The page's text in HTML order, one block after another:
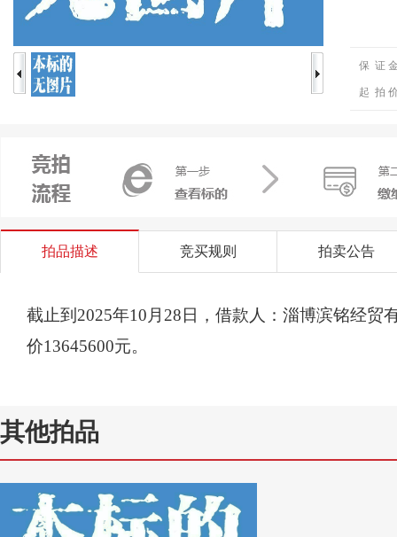
保 证
起 拍
拍品描述 竞买规则 拍卖公告
截止到 2025年10 月 28 日，借款人 ：淄博滨铭经贸
价13645600元。
其他拍品